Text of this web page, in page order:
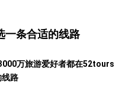
一条合适的线路
万旅游爱好者都在52tours
线路